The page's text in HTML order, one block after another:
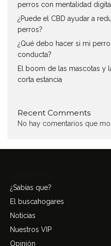
perros con mentalidad
¿Puede el CBD ayudar a
perros?
¿Qué debo hacer si mi
conducta?
El boom de las mascotas y
corta estancia
Recent Comments
No hay comentarios que
¿Sabías que?
El buscahogares
Noticias
Nuestros VIP
Opinión